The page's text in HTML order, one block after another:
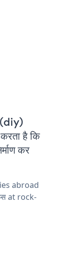
है कि
कर
abroad
at rock-